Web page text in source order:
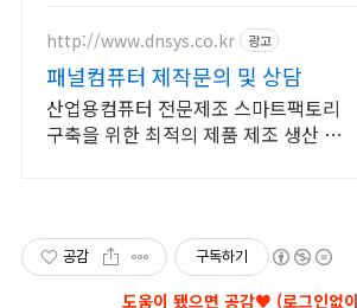
http://www.dnsys.co.kr 광고
패널컴퓨터 제작문의 및 상담
산업용컴퓨터 전문제조 스마트팩토리
구축을 위한 최적의 제품 제조 생산 디
공감 구독하기